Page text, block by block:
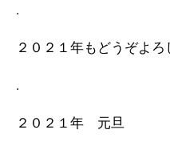
.
２０２１年もどうぞよ
.
２０２１年 元旦